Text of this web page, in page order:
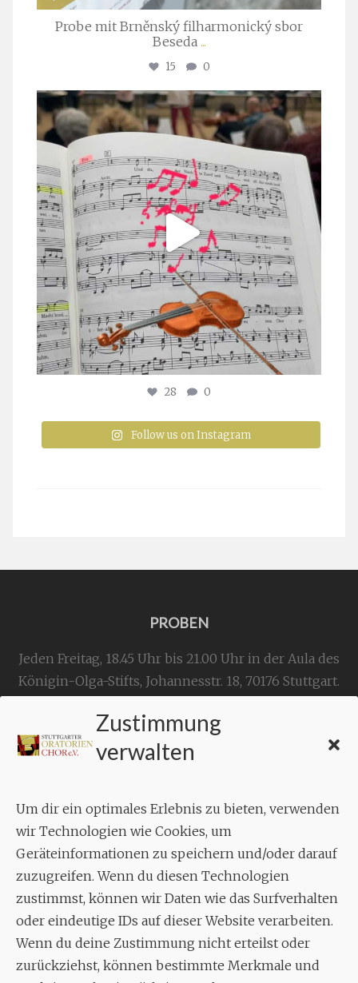
Zustimmung
verwalten
Um dir ein optimales Erlebnis zu bieten, verwenden
wir Technologien wie Cookies, um
Geräteinformationen zu speichern und/oder darauf
zuzugreifen. Wenn du diesen Technologien
zustimmst, können wir Daten wie das Surfverhalten
oder eindeutige IDs auf dieser Website verarbeiten.
Wenn du deine Zustimmung nicht erteilst oder
zurückziehst, können bestimmte Merkmale und
Probe mit Brněnský filharmonický sbor
Beseda ...
15 0
stuttgarter_oratorienchor
Juli 23
28 0
Follow us on Instagram
PROBEN
Jeden Freitag, 18.45 Uhr bis 21.00 Uhr in der Aula des
Königin-Olga-Stifts, Johannesstr. 18, 70176 Stuttgart.
KONTAKT
Geschäftsstelle:
Aixheimer Str. 18
70619 Stuttgart
MUSIK
Musikalischer Leiter:
Enrico Trummer
Tel.+49 (0)177 / 34 23 57 1